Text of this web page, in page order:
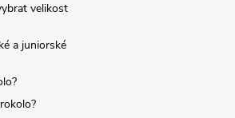
velikost
a juniorské